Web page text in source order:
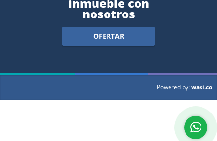
nosotros
OFERTAR
Powered by:wasi.co